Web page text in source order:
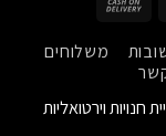
משלוחים
וירטואליות